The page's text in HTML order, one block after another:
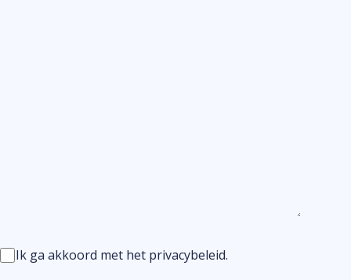
Instemming
Ik ga akkoord met het privacybeleid.